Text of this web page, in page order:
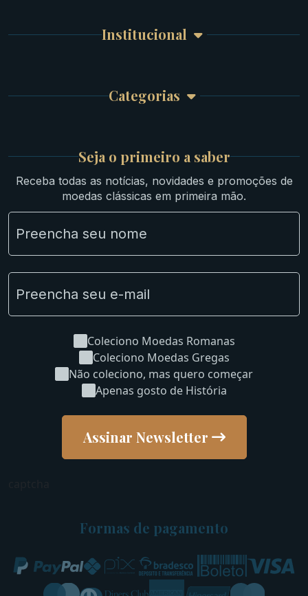
Institucional
Meus Pedidos
Carrinho de Compra
Atendimento
Categorias
Byzantinas
Bíblicas
Ouro
Ibéricas
Lotes Grandes
Material Numismático
NGC e NNC Encapsuladas
Novidades
Seja o primeiro a saber
Receba todas as notícias, novidades e promoções de
moedas clássicas em primeira mão.
Coleciono Moedas Romanas
Coleciono Moedas Gregas
Não coleciono, mas quero começar
Apenas gosto de História
Assinar Newsletter
Formas de pagamento